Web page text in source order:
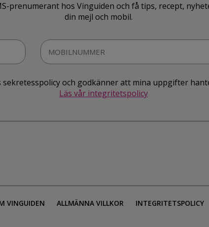
prenumerant hos Vinguiden och få tips, recept,
din mejl och mobil.
sekretesspolicy och godkänner att mina uppgifter
Läs vår integritetspolicy
VINGUIDEN ALLMÄNNA VILLKOR INTEGRITETSPOLICY